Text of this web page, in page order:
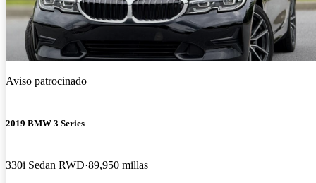
Aviso patrocinado
2019 BMW 3 Series
330i Sedan RWD 89,950 millas